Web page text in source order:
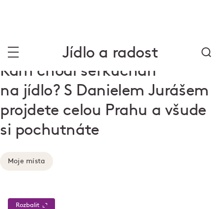
Jídlo a radost
Kam chodí šéfkuchaři
na jídlo? S Danielem Jurášem
projdete celou Prahu a všude
si pochutnáte
Moje místa
Rozbalit